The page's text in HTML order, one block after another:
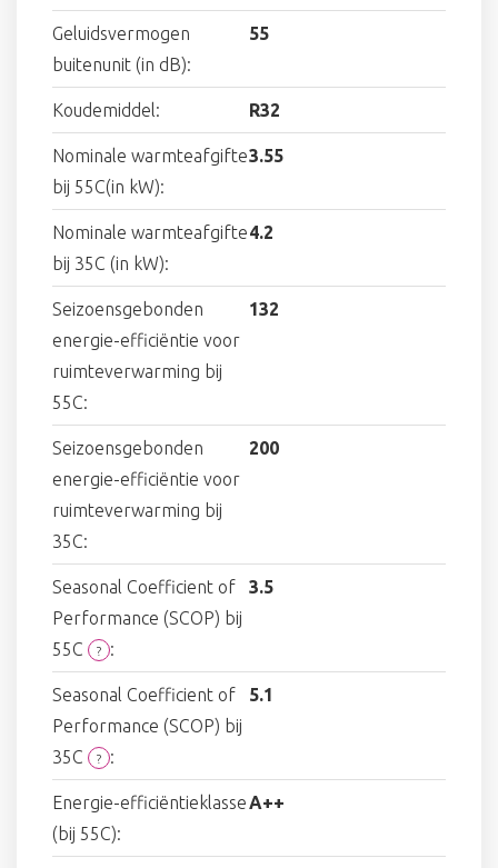
Geluidsvermogen
buitenunit (in dB):
55
Koudemiddel: R32
Nominale warmteafgifte
bij 55C(in kW):
3.55
Nominale warmteafgifte
bij 35C (in kW):
4.2
Seizoensgebonden
energie-efficiëntie voor
ruimteverwarming bij
55C:
132
Seizoensgebonden
energie-efficiëntie voor
ruimteverwarming bij
35C:
200
Seasonal Coefficient of
Performance (SCOP) bij
55C
? :
3.5
Seasonal Coefficient of
Performance (SCOP) bij
35C
? :
5.1
Energie-efficiëntieklasse
(bij 55C):
A++